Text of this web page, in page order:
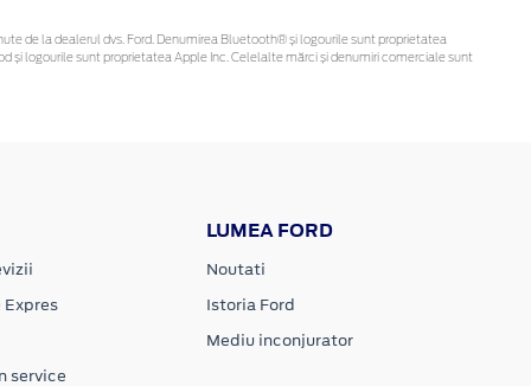
de la dealerul dvs. Ford. Denumirea Bluetooth® și logourile sunt proprietatea
și logourile sunt proprietatea Apple Inc. Celelalte mărci și denumiri comerciale sunt
Expres
service
LUMEA FORD
Noutati
Istoria Ford
Mediu inconjurator